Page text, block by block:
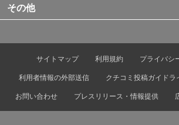
その他
サイトマップ 利用規約
プライバシ
利用者情報の外部送信
クチコミ投稿ガイドラ
お問い合わせ
プレスリリース・情報提供